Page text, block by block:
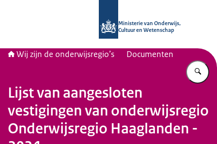
Ministerie van Onderwijs,
Cultuur en Wetenschap
Wij zijn de onderwijsregio’s Documenten
Lijst van aangesloten
vestigingen van onderwijsregio
Onderwijsregio Haaglanden -